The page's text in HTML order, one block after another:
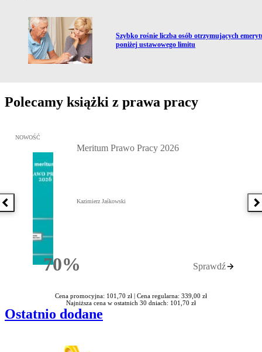
Przejdź do artykułu:
Szybko rośnie liczba osób otrzymujących
poniżej ustawowego limitu
Polecamy książki z prawa pracy
Poprzednia książka
Przejdź do: Meritum Prawo Pracy 2026, Kazimierz Jaśkowski -
NOWOŚĆ
70%Rabatu
Meritum Prawo Pracy 2026
Kazimierz Jaśkowski
Sprawdź
Cena promocyjna: 101,70 zł | Cena regularna: 339,00 zł
Najniższa cena w ostatnich 30 dniach: 101,70 zł
Ostatnio dodane